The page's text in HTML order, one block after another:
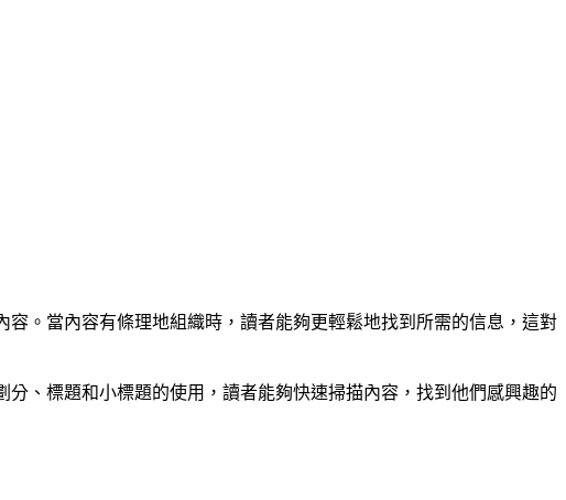
。當內容有條理地組織時，讀者能夠更輕鬆地找到所需的信息，這對
、標題和小標題的使用，讀者能夠快速掃描內容，找到他們感興趣的